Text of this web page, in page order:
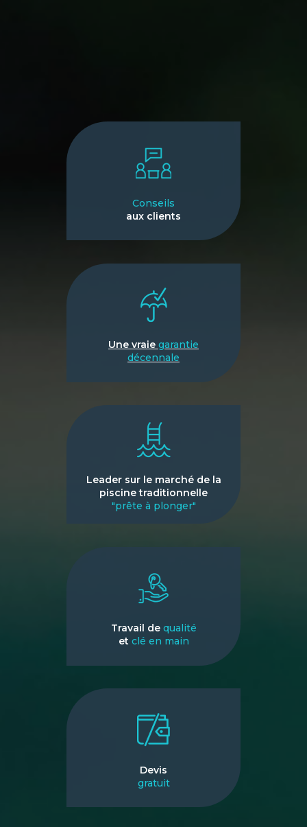
Conseils
aux clients
Une vraie garantie
décennale
Leader sur le marché de la
piscine traditionnelle
"prête à plonger"
Travail de qualité
et clé en main
Devis
gratuit